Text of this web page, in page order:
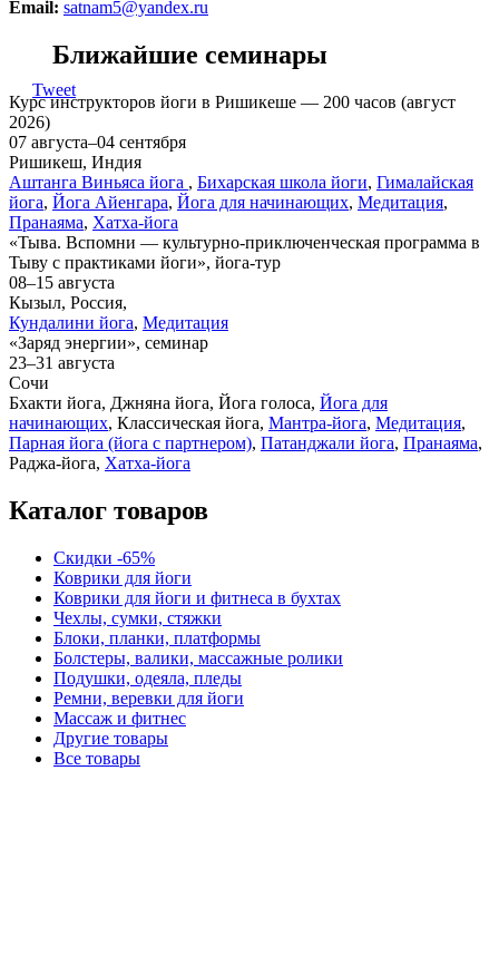
Email: satnam5@yandex.ru
Tweet
Ближайшие семинары
Курс инструкторов йоги в Ришикеше — 200 часов (август
2026)
07 августа–04 сентября
Ришикеш, Индия
Аштанга Виньяса йога , Бихарская школа йоги, Гималайская
йога, Йога Айенгара, Йога для начинающих, Медитация,
Пранаяма, Хатха-йога
«Тыва. Вспомни — культурно-приключенческая программа в
Тыву с практиками йоги», йога-тур
08–15 августа
Кызыл, Россия,
Кундалини йога, Медитация
«Заряд энергии», семинар
23–31 августа
Сочи
Бхакти йога, Джняна йога, Йога голоса, Йога для
начинающих, Классическая йога, Мантра-йога, Медитация,
Парная йога (йога с партнером), Патанджали йога, Пранаяма,
Раджа-йога, Хатха-йога
Каталог товаров
Скидки -65%
Коврики для йоги
Коврики для йоги и фитнеса в бухтах
Чехлы, сумки, стяжки
Блоки, планки, платформы
Болстеры, валики, массажные ролики
Подушки, одеяла, пледы
Ремни, веревки для йоги
Массаж и фитнес
Другие товары
Все товары